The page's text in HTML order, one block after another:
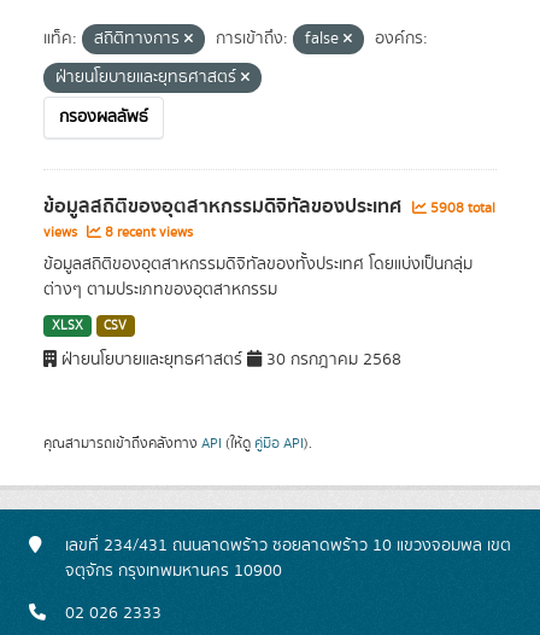
แท็ค: สถิติทางการ การเข้าถึง: false
องค์กร:
ฝ่ายนโยบายและยุทธศาสตร์
กรองผลลัพธ์
ข้อมูลสถิติของอุตสาหกรรมดิจิทัลของประเทศ
5908 total
views
8 recent views
ข้อมูลสถิติของอุตสาหกรรมดิจิทัลของทั้งประเทศ โดยแบ่งเป็นกลุ่ม
ต่างๆ ตามประเภทของอุตสาหกรรม
XLSX CSV
ฝ่ายนโยบายและยุทธศาสตร์ 30 กรกฎาคม 2568
คุณสามารถเข้าถึงคลังทาง API (ให้ดู คู่มือ API).
เลขที่ 234/431 ถนนลาดพร้าว ซอยลาดพร้าว 10 แขวงจอมพล เขต
จตุจักร กรุงเทพมหานคร 10900
02 026 2333